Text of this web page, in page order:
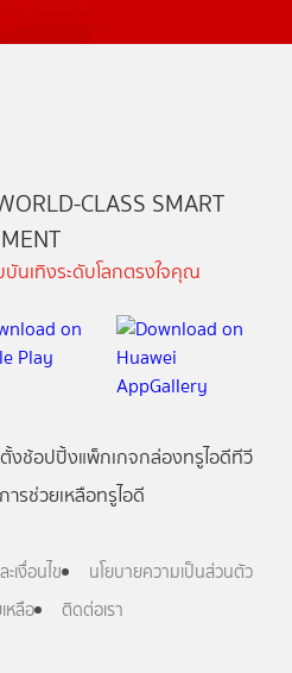
CLASS SMART
นเทิงระดับโลกตรงใจคุณ
งช้อปปิ้งแพ็กเกจกล่องทรูไอดีทีวี
ารช่วยเหลือทรูไอดี
เงื่อนไข
นโยบายความเป็นส่วนตัว
หลือ
ติดต่อเรา